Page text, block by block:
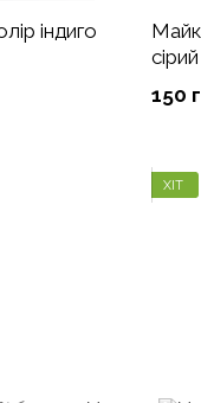
індиго
150
ХІТ